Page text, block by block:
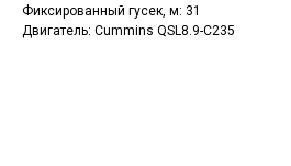
Фиксированный гусек, м: 31
Двигатель: Cummins QSL8.9-C235